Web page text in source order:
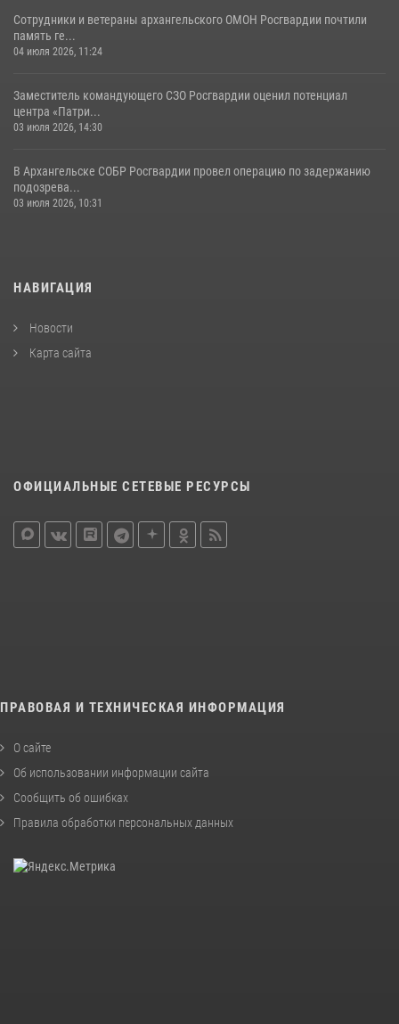
Сотрудники и ветераны архангельского ОМОН Росгвардии почтили
память ге...
04 июля 2026, 11:24
Заместитель командующего СЗО Росгвардии оценил потенциал
центра «Патри...
03 июля 2026, 14:30
В Архангельске СОБР Росгвардии провел операцию по задержанию
подозрева...
03 июля 2026, 10:31
НАВИГАЦИЯ
Новости
Карта сайта
ОФИЦИАЛЬНЫЕ СЕТЕВЫЕ РЕСУРСЫ
ПРАВОВАЯ И ТЕХНИЧЕСКАЯ ИНФОРМАЦИЯ
О сайте
Об использовании информации сайта
Сообщить об ошибках
Правила обработки персональных данных